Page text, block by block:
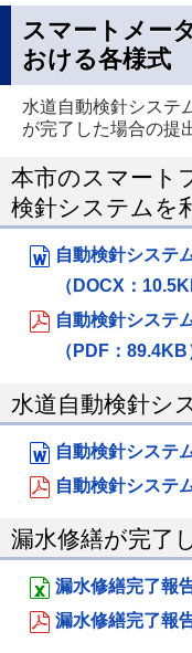
スマートメー
おける各様式
水道自動検針システ
が完了した場合の提
本市のスマート
検針システムを
自動検針システ
（DOCX：
自動検針システ
（PDF：89.4KB
水道自動検針シ
自動検針システ
自動検針システ
漏水修繕が完了
漏水修繕完了報
漏水修繕完了報